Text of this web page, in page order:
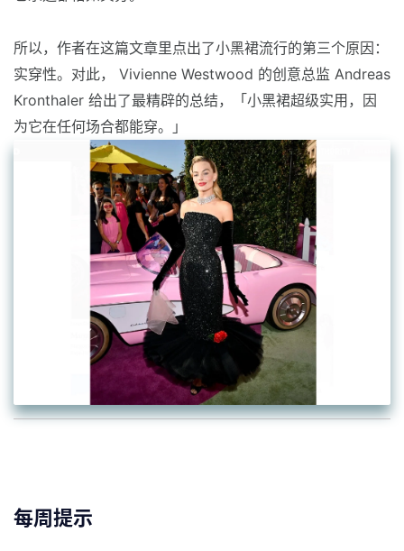
所以，作者在这篇文章里点出了小黑裙流行的第三个原因：
实穿性。对此， Vivienne Westwood 的创意总监 Andreas
Kronthaler 给出了最精辟的总结，「小黑裙超级实用，因
为它在任何场合都能穿。」
每周提示